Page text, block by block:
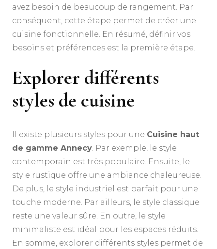
avez besoin de beaucoup de rangement. Par
conséquent, cette étape permet de créer une
cuisine fonctionnelle. En résumé, définir vos
besoins et préférences est la première étape.
Explorer différents
styles de cuisine
Il existe plusieurs styles pour une Cuisine haut
de gamme Annecy . Par exemple, le style
contemporain est très populaire. Ensuite, le
style rustique offre une ambiance chaleureuse.
De plus, le style industriel est parfait pour une
touche moderne. Par ailleurs, le style classique
reste une valeur sûre. En outre, le style
minimaliste est idéal pour les espaces réduits.
En somme, explorer différents styles permet de